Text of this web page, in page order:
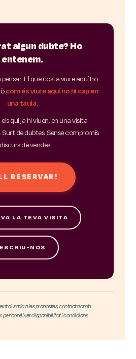
algun dubte? Ho
entenem.
pensar. El que costa viure aquí ho
com és viure aquí no hi cap en
una taula.
qui ja hi viuen, en una visita
de dubtes. Sense compromís
de vendes.
RESERVAR!
LA TEVA VISITA
ESCRIU-NOS
durada a les propostes, contacta amb
per conèixer disponibilitat i condicions.